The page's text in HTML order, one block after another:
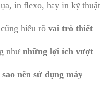
in flexo, hay in kỹ thuật
hiểu rõ vai trò thiết
như những lợi ích vượt
nên sử dụng máy